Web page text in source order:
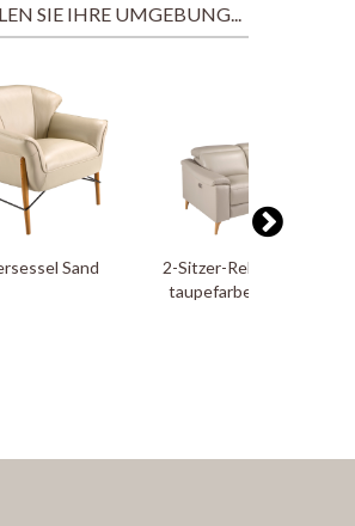
SIE IHRE UMGEBUNG...
Sand
2-Sitzer-Relax-Sofa aus
taupefarbenem Leder